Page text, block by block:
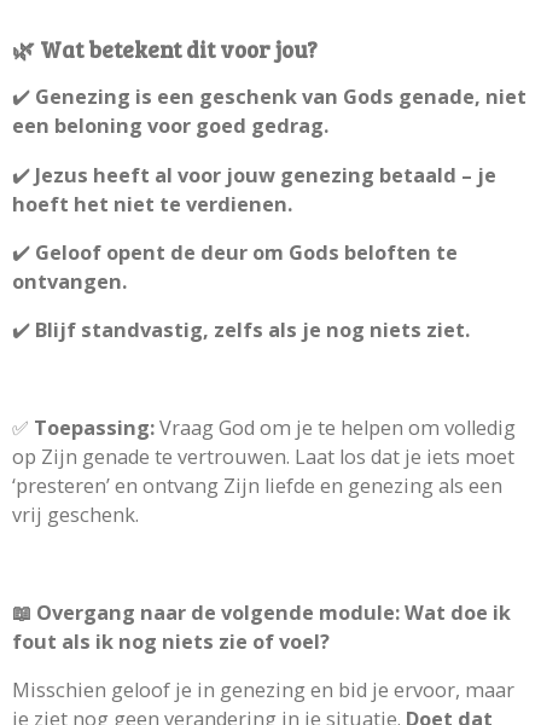
🌿 Wat betekent dit voor jou?
✔️ Genezing is een geschenk van Gods genade, niet
een beloning voor goed gedrag.
✔️ Jezus heeft al voor jouw genezing betaald – je
hoeft het niet te verdienen.
✔️ Geloof opent de deur om Gods beloften te
ontvangen.
✔️ Blijf standvastig, zelfs als je nog niets ziet.
✅ Toepassing:Vraag God om je te helpen om volledig
op Zijn genade te vertrouwen. Laat los dat je iets moet
‘presteren’ en ontvang Zijn liefde en genezing als een
vrij geschenk.
📖 Overgang naar de volgende module: Wat doe ik
fout als ik nog niets zie of voel?
Misschien geloof je in genezing en bid je ervoor, maar
je ziet nog geen verandering in je situatie. Doet dat